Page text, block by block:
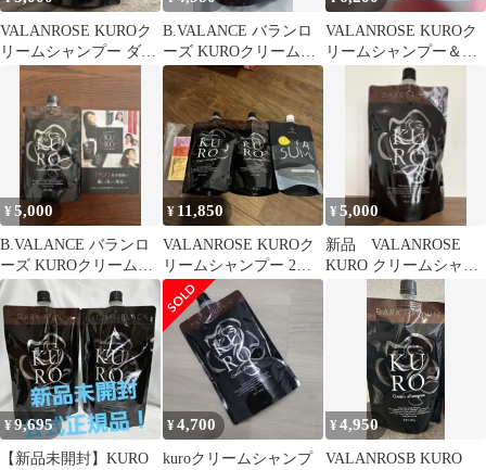
VALANROSE KUROク
リームシャンプー ダー
クブラウン 400g 新品
B.VALANCE バランロ
ーズ KUROクリームシ
ャンプー ダークブラ
ウン②
VALANROSE KUROク
リームシャンプー＆お
やすみスカルプ
¥5,000
B.VALANCE バランロ
ーズ KUROクリームシ
ャンプー 400g 白髪染め
¥ 11,850
VALANROSE KUROク
リームシャンプー 2個
＋OYASUMI 1個
¥5,000
新品 VALANROSE
KURO クリームシャン
プー ダークブラウン
¥9,695
【新品未開封】KURO
¥4,700
kuroクリームシャンプ
¥4,950
VALANROSB KURO